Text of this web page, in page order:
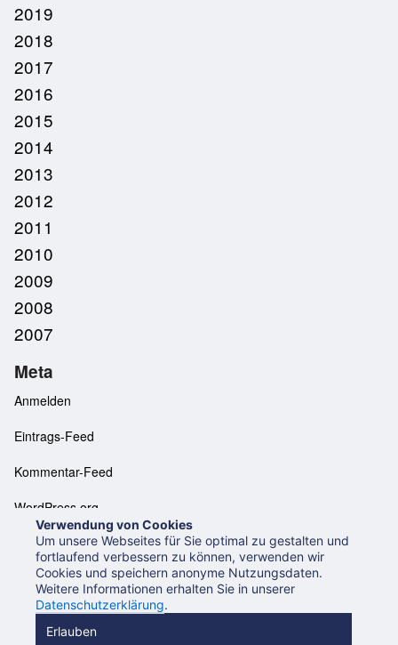
2019
2018
2017
2016
2015
2014
2013
2012
2011
2010
2009
2008
2007
Meta
Anmelden
Eintrags-Feed
Kommentar-Feed
WordPress.org
Neues aus der UB Mannheim
Datenschutzerklärung
Impressum
Verwendung von Cookies
Um unsere Webseites für Sie optimal zu gestalten und
fortlaufend verbessern zu können, verwenden wir
Cookies und speichern anonyme Nutzungsdaten.
Weitere Informationen erhalten Sie in unserer
Datenschutzerklärung.
Erlauben